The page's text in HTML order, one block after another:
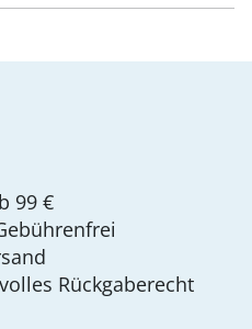
99 €
Rückgaberecht